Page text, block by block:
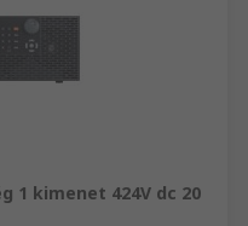
1 kimenet 424V dc 20